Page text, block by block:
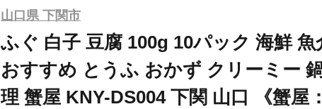
山口県 下関市
ふぐ 白子 豆腐 100g 10パック 海鮮 魚
おすすめ とうふ おかず クリーミー
理 蟹屋 KNY-DS004 下関 山口 《蟹屋：